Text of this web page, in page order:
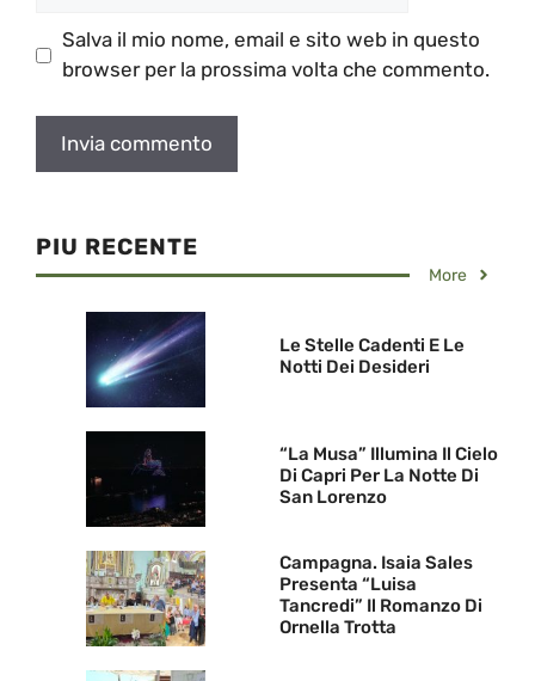
Salva il mio nome, email e sito web in questo
browser per la prossima volta che commento.
PIU RECENTE
More
Le Stelle Cadenti E Le
Notti Dei Desideri
“La Musa” Illumina Il Cielo
Di Capri Per La Notte Di
San Lorenzo
Campagna. Isaia Sales
Presenta “Luisa
Tancredi” Il Romanzo Di
Ornella Trotta